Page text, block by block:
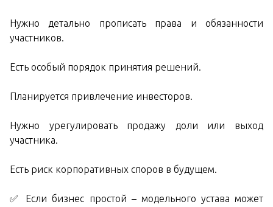
Нужно детально прописать права и обязанности
участников.
Есть особый порядок принятия решений.
Планируется привлечение инвесторов.
Нужно урегулировать продажу доли или выход
участника.
Есть риск корпоративных споров в будущем.
✅ Если бизнес простой – модельного устава может